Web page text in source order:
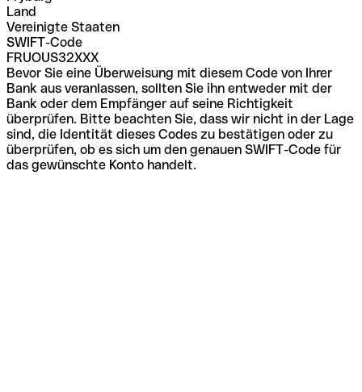
Land
Vereinigte Staaten
SWIFT-Code
FRUOUS32XXX
Bevor Sie eine Überweisung mit diesem Code von Ihrer
Bank aus veranlassen, sollten Sie ihn entweder mit der
Bank oder dem Empfänger auf seine Richtigkeit
überprüfen. Bitte beachten Sie, dass wir nicht in der Lage
sind, die Identität dieses Codes zu bestätigen oder zu
überprüfen, ob es sich um den genauen SWIFT-Code für
das gewünschte Konto handelt.